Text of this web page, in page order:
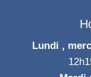
Lundi ,